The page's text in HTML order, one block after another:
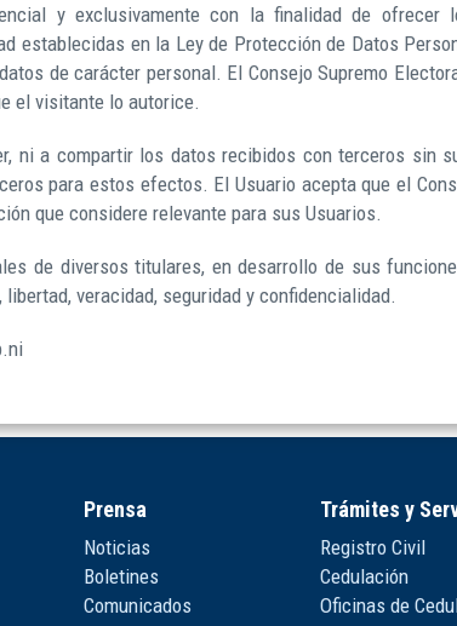
y exclusivamente con la finalidad de ofrecer
establecidas en la Ley de Protección de Datos
de carácter personal. El Consejo Supremo
el visitante lo autorice.
ni a compartir los datos recibidos con terceros sin
para estos efectos. El Usuario acepta que el
que considere relevante para sus Usuarios.
de diversos titulares, en desarrollo de sus
veracidad, seguridad y confidencialidad.
Prensa
Noticias
Boletines
Comunicados
Trámites y
Registro Civil
Cedulación
Oficinas de